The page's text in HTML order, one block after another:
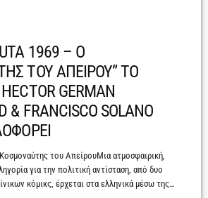
1969 – Ο
ΤΟΥ ΑΠΕΙΡΟΥ” ΤΟ
GERMAN
& FRANCISCO SOLANO
του ΑπείρουΜια ατμοσφαιρική,
για την πολιτική αντίσταση, από δυο
κόμικς, έρχεται στα ελληνικά μέσω της